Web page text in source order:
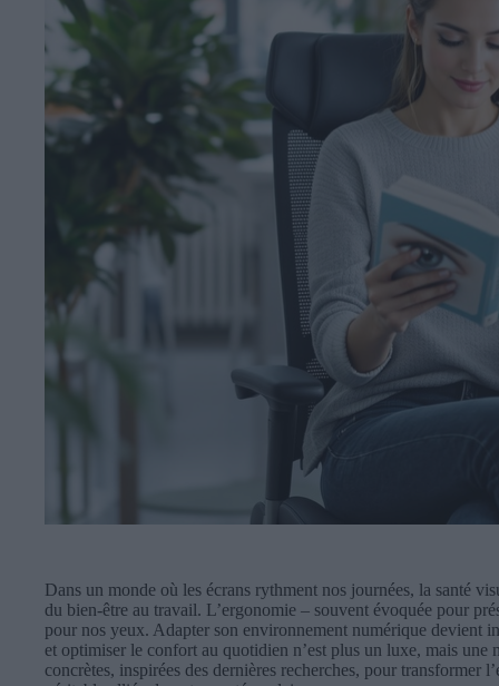
Dans un monde où les écrans rythment nos journées, la santé
du bien-être au travail. L’ergonomie – souvent évoquée pour
pour nos yeux. Adapter son environnement numérique devient
et optimiser le confort au quotidien n’est plus un luxe, mais une
concrètes, inspirées des dernières recherches, pour transformer